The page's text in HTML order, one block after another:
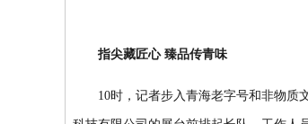
指尖藏匠心 臻品传青味
10时，记者步入青海老字号和非物质文